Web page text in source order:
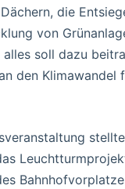
die
von
alles soll dazu
den Klimawandel